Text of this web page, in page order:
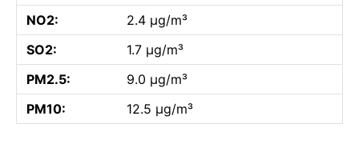
NO2:
2.4 µg/m³
SO2:
1.7 µg/m³
PM2.5:
9.0 µg/m³
PM10:
12.5 µg/m³